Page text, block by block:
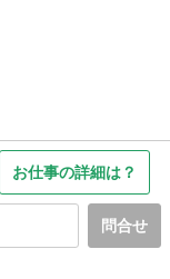
お仕事の詳細は？
問合せ